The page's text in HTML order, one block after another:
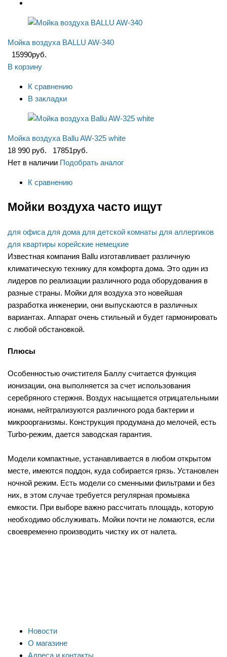
Мойка воздуха BALLU AW-340
15990руб.
В корзину
К сравнению
В закладки
Мойка воздуха Ballu AW-325 white
18 990 руб.
17851руб.
Нет в наличии Подобрать аналог
К сравнению
Мойки воздуха часто ищут
для офиса для дома для детской комнаты для аллергиков
для квартиры корейские немецкие
Известная компания Ballu изготавливает различную
климатическую технику для комфорта дома. Это один из
лидеров по реализации различного рода оборудования в
разные страны. Мойки для воздуха это новейшая
разработка инженерии, они выпускаются в различных
вариантах. Аппарат очень стильный и будет гармонировать
с любой обстановкой.
Плюсы
Особенностью очистителя Баллу считается функция
ионизации, она выполняется за счет использования
серебряного стержня. Воздух насыщается отрицательными
ионами, нейтрализуются различного рода бактерии и
микроорганизмы. Конструкция продумана до мелочей, есть
Turbo-режим, дается заводская гарантия.
Модели компактные, устанавливается в любом открытом
месте, имеются поддон, куда собирается грязь. Установлен
ночной режим. Есть модели со сменными фильтрами и без
них, в этом случае требуется регулярная промывка
емкости. При выборе важно рассчитать площадь, которую
необходимо обслуживать. Мойки почти не ломаются, если
своевременно производить чистку их от налета.
Новости
О магазине